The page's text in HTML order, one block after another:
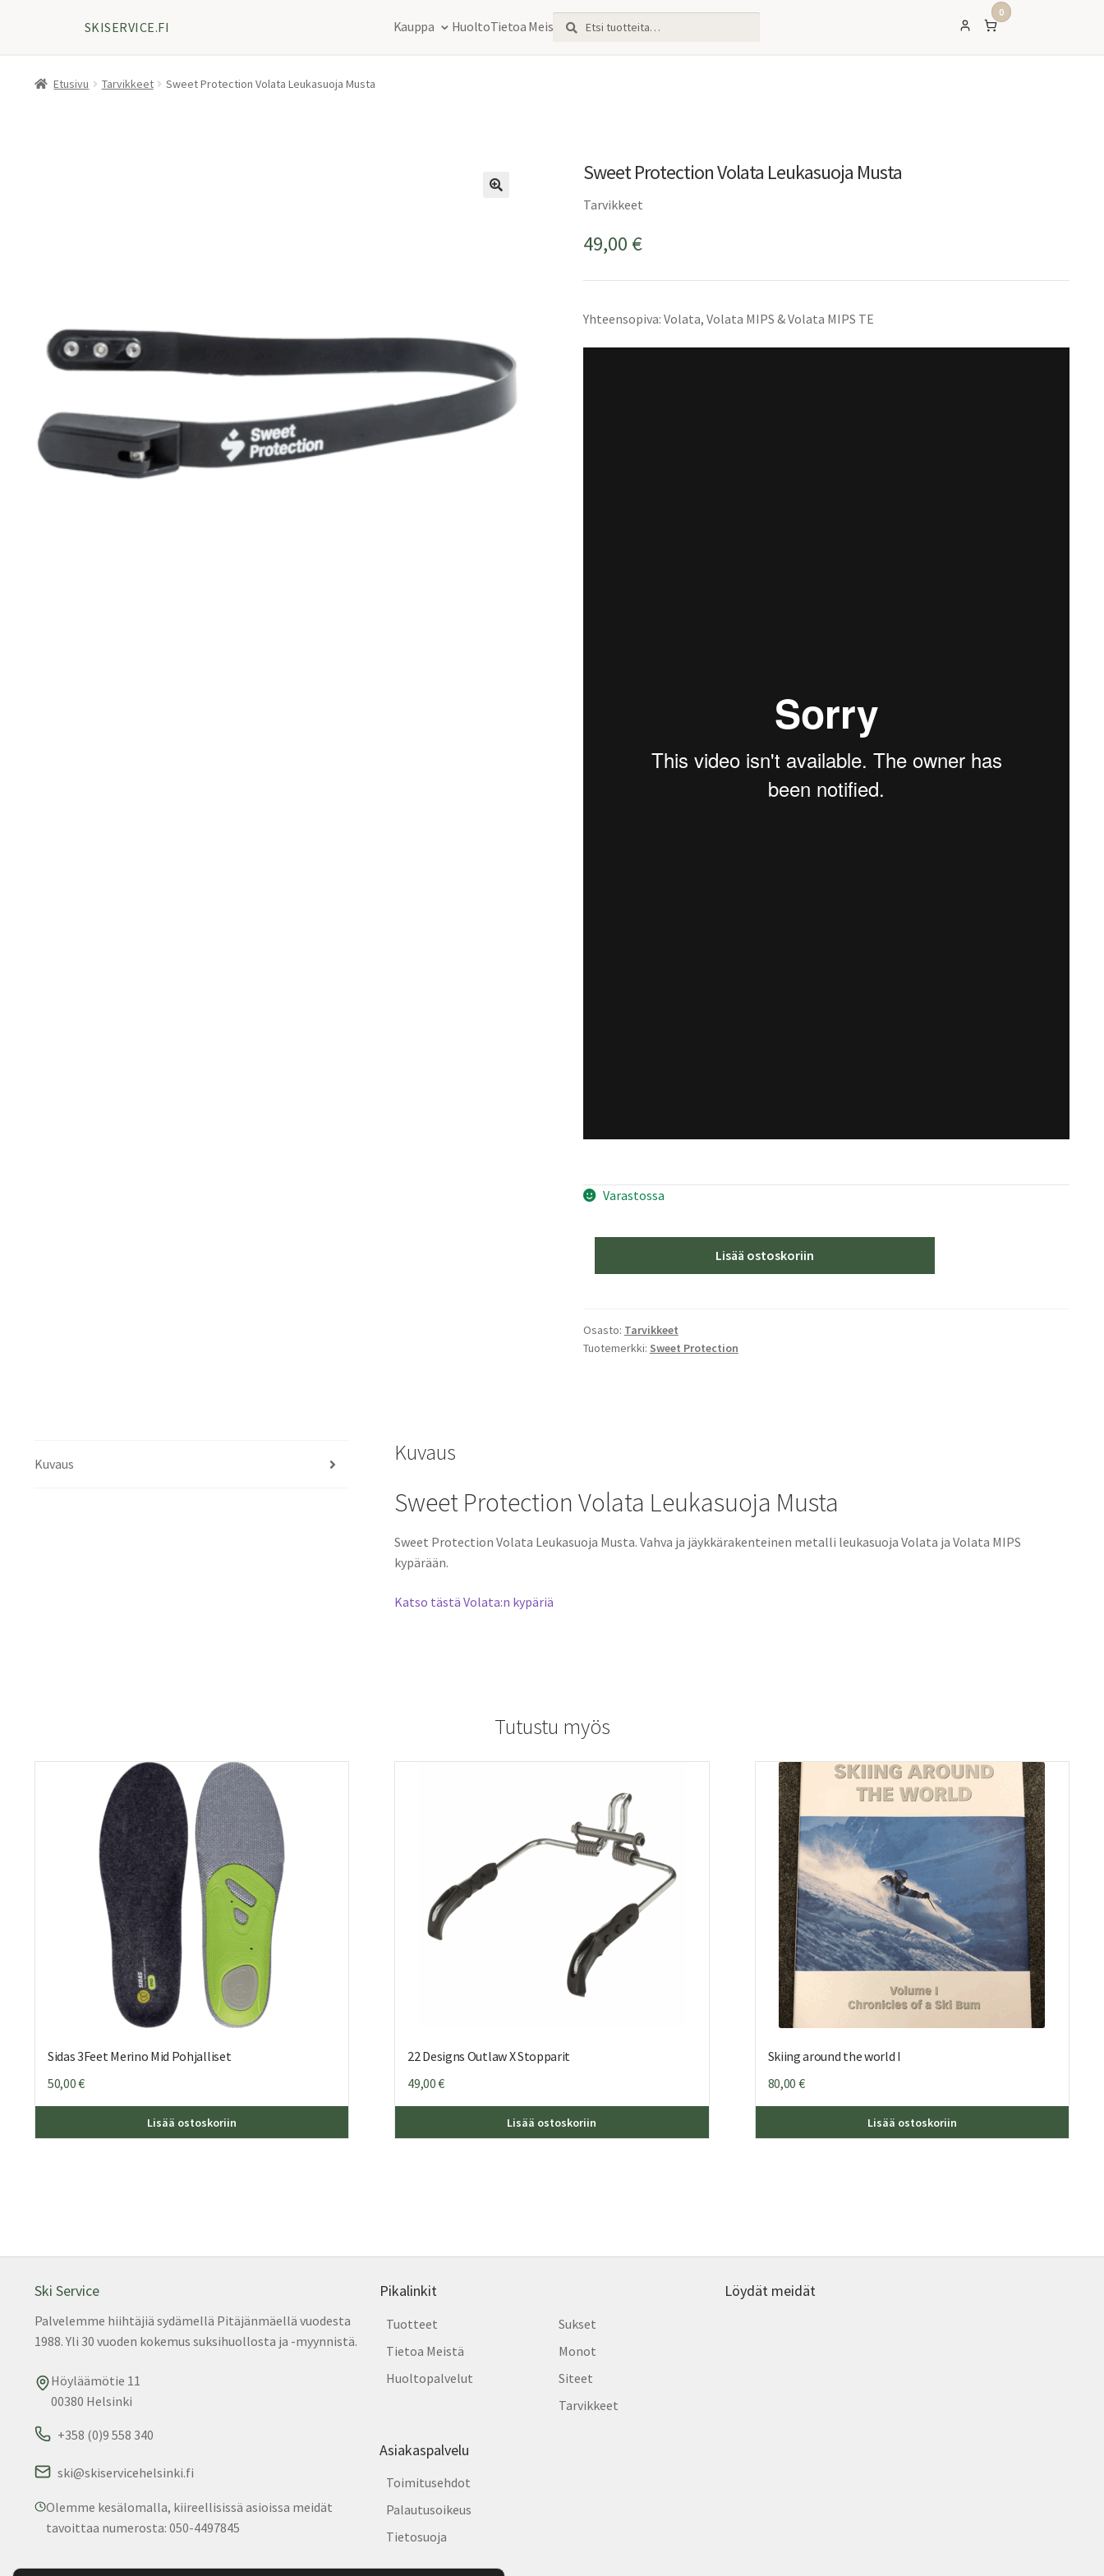
SKISERVICE.FI Kauppa HuoltoTietoa MeistäEtsi:
Haku
0
Etusivu Tarvikkeet Sweet Protection Volata Leukasuoja Musta
Sweet Protection Volata Leukasuoja Musta
Tarvikkeet
49,00 €
Yhteensopiva: Volata, Volata MIPS & Volata MIPS TE
Varastossa
Musta
määrä
Lisää ostoskoriin
Osasto: Tarvikkeet
Tuotemerkki: Sweet Protection
Kuvaus Kuvaus
Sweet Protection Volata Leukasuoja Musta
Sweet Protection Volata Leukasuoja Musta. Vahva ja jäykkärakenteinen metalli leukasuoja Volata ja Volata MIPS
kypärään.
Katso tästä Volata:n kypäriä
Tutustu myös
Sidas 3Feet Merino Mid Pohjalliset
50,00€
Lisää ostoskoriin
tuotteen
22 Designs Outlaw X Stopparit
49,00€
Lisää ostoskoriin
tuotteen
Skiing around the world I
80,00 €
Lisää ostoskoriin
Ski Service
Palvelemme hiihtäjiä sydämellä Pitäjänmäellä vuodesta
1988. Yli 30 vuoden kokemus suksihuollosta ja -myynnistä.
Höyläämötie 11
00380 Helsinki
+358 (0)9 558 340
ski@skiservicehelsinki.fi
Olemme kesälomalla, kiireellisissä asioissa meidät
tavoittaa numerosta: 050-4497845
Pikalinkit
Tuotteet
Tietoa Meistä
Huoltopalvelut
Sukset
Monot
Siteet
Tarvikkeet
Asiakaspalvelu
Toimitusehdot
Palautusoikeus
Tietosuoja
Löydät meidät